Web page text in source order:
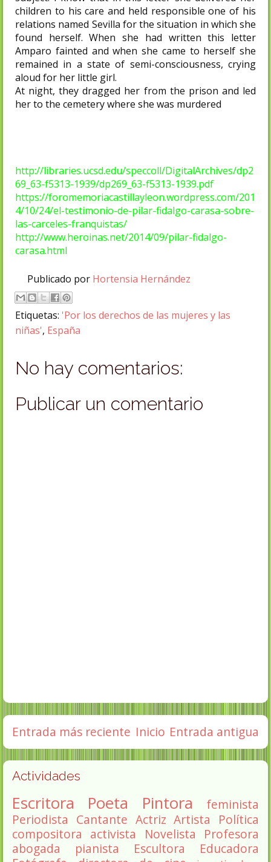
children to his care and held responsible one of his
relations named Sevilla for the situation in which she
found herself. When she had written this letter
Amparo fainted and when she came to herself she
remained in a state of semi-consciousness, crying
aloud for her little girl.
At night, they dragged her from the prison and led
her to the cemetery where she was murdered
http://libraries.ucsd.edu/speccoll/DigitalArchives/dp2
69_63-f5313-1939/dp269_63-f5313-1939.pdf
https://foromemoriacastillayleon.wordpress.com/201
4/10/24/el-testimonio-de-pilar-fidalgo-carasa-sobre-
las-carceles-franquistas/
http://www.heroinas.net/2014/09/pilar-fidalgo-
carasa.html
Publicado por Hortensia Hernández
Etiquetas: 'Por los derechos de las mujeres y las
niñas', España
No hay comentarios:
Publicar un comentario
Entrada más reciente Entrada antigua
Inicio
Actividades
Escritora Poeta Pintora
feminista
Periodista Cantante Actriz Artista
Política
compositora activista Novelista
Profesora
abogada
pianista Escultora
Educadora